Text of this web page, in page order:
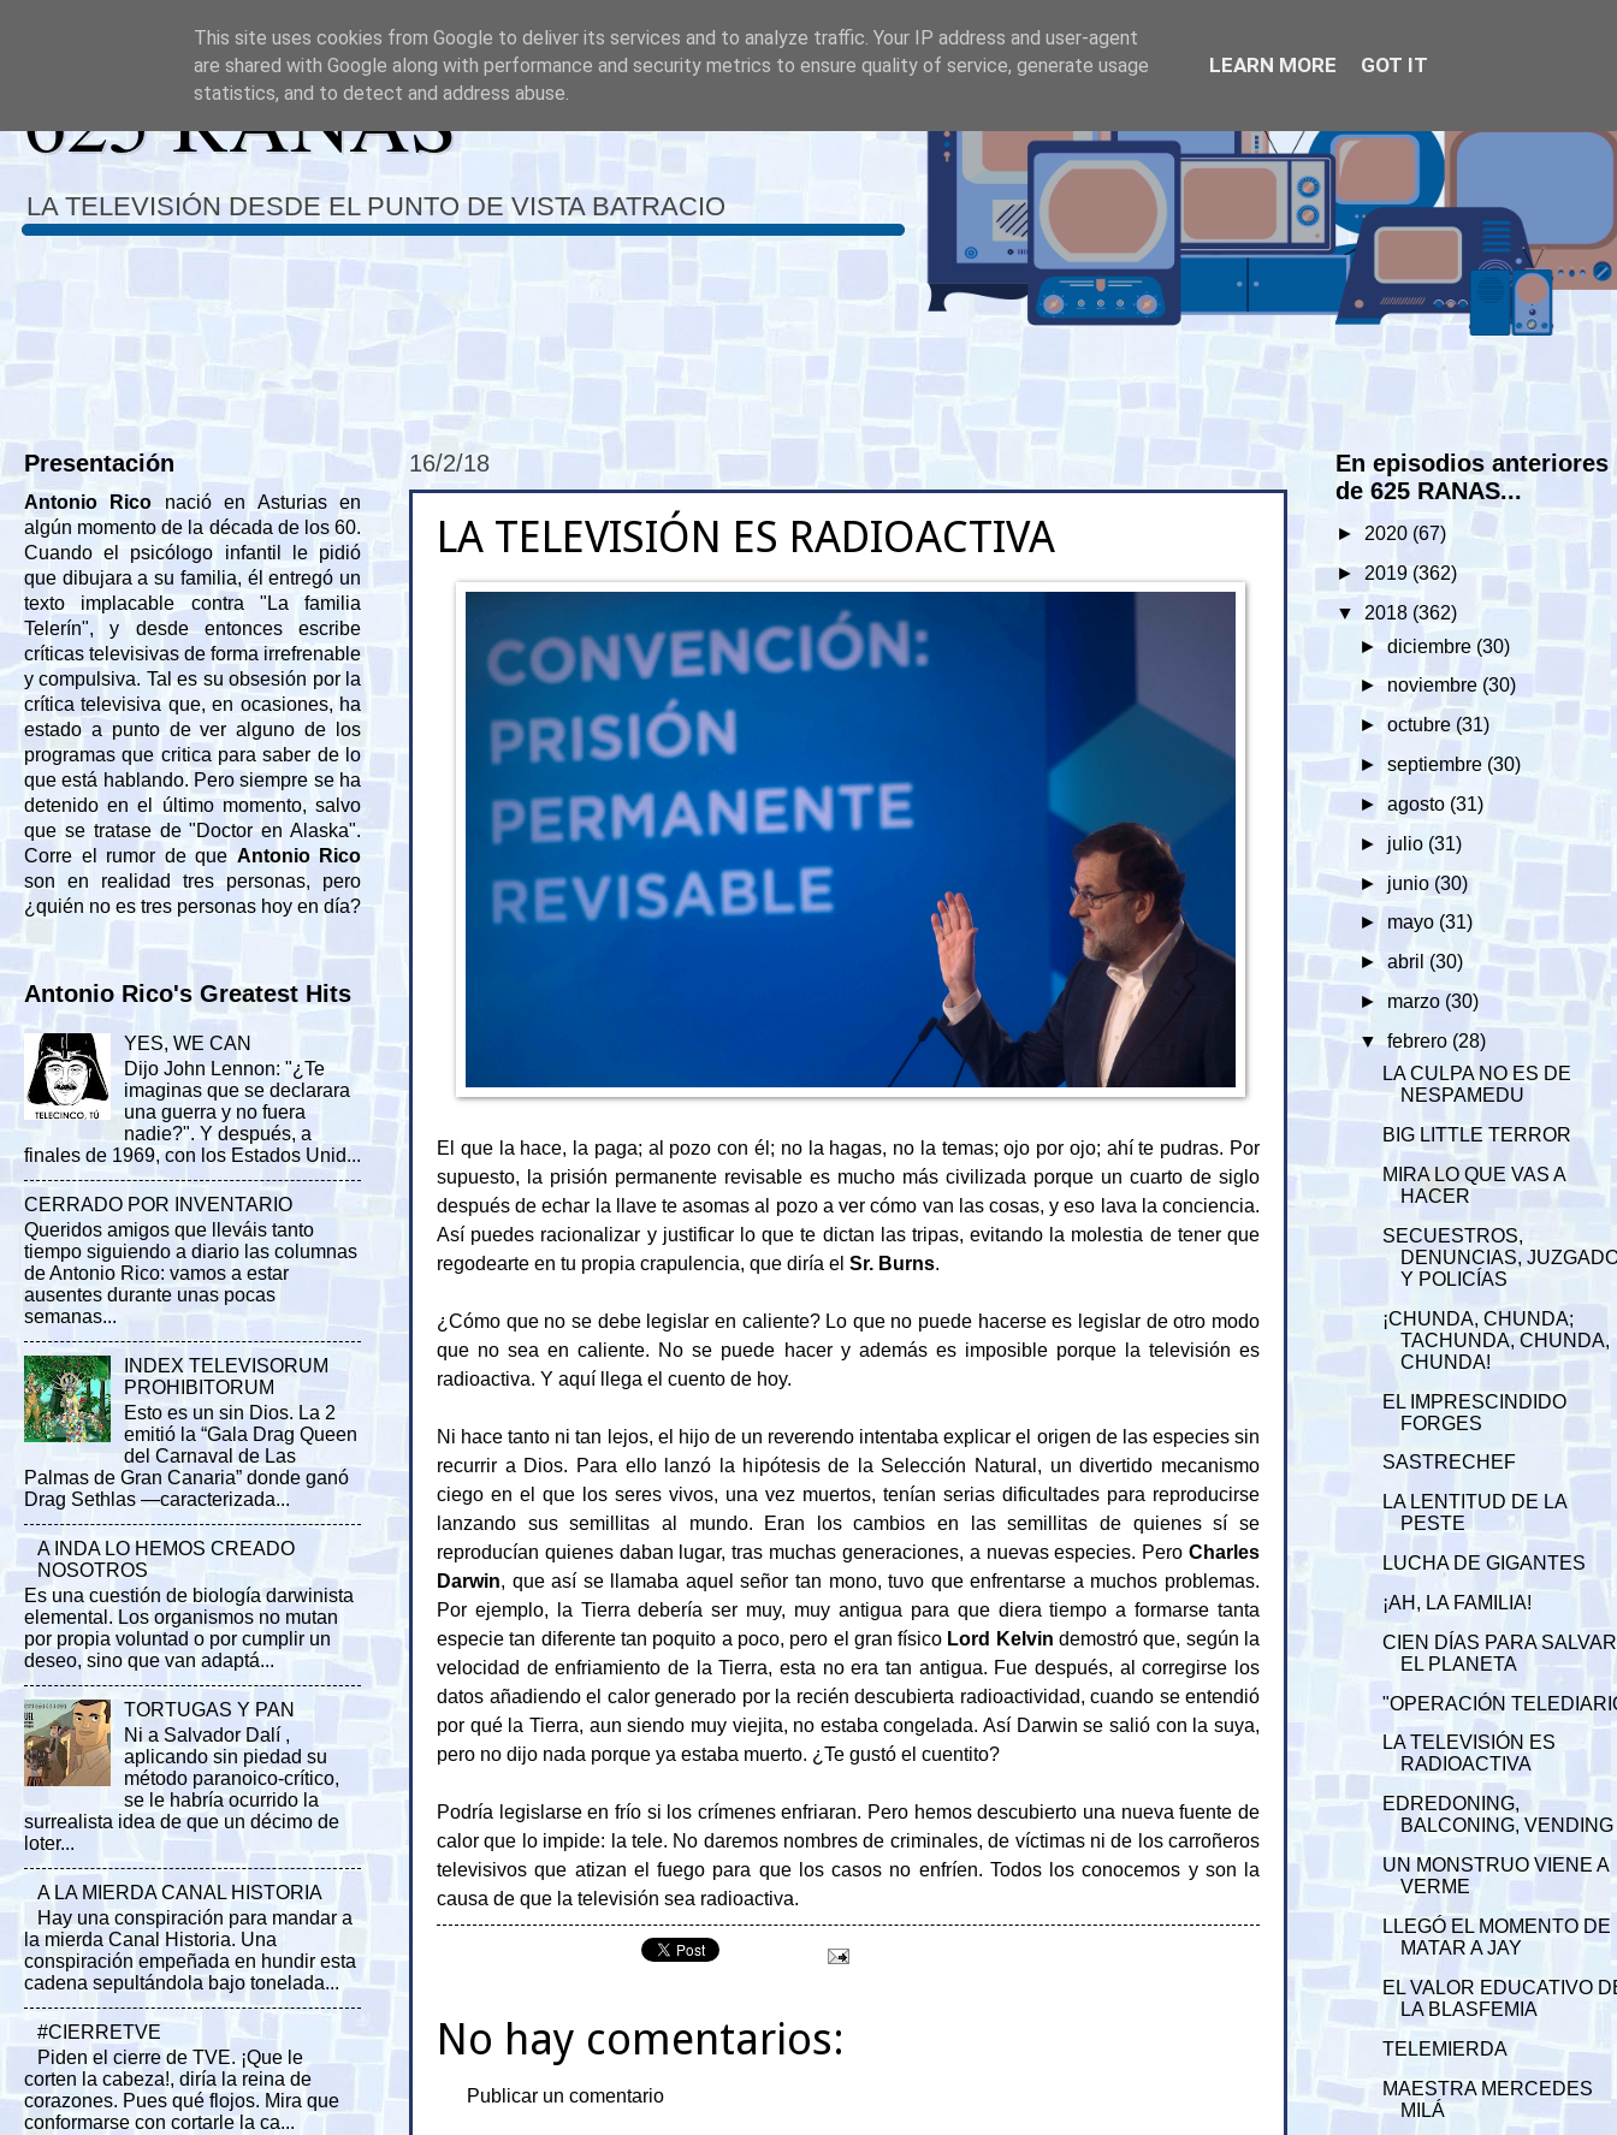
625 RANAS
LA TELEVISIÓN DESDE EL PUNTO DE VISTA BATRACIO
16/2/18
LA TELEVISIÓN ES RADIOACTIVA
El que la hace, la paga; al pozo con él; no la hagas, no la temas; ojo por ojo; ahí te pudras. Por
supuesto, la prisión permanente revisable es mucho más civilizada porque un cuarto de siglo
después de echar la llave te asomas al pozo a ver cómo van las cosas, y eso lava la conciencia.
Así puedes racionalizar y justificar lo que te dictan las tripas, evitando la molestia de tener que
regodearte en tu propia crapulencia, que diría el Sr. Burns.
¿Cómo que no se debe legislar en caliente? Lo que no puede hacerse es legislar de otro modo
que no sea en caliente. No se puede hacer y además es imposible porque la televisión es
radioactiva. Y aquí llega el cuento de hoy.
Ni hace tanto ni tan lejos, el hijo de un reverendo intentaba explicar el origen de las especies sin
recurrir a Dios. Para ello lanzó la hipótesis de la Selección Natural, un divertido mecanismo
ciego en el que los seres vivos, una vez muertos, tenían serias dificultades para reproducirse
lanzando sus semillitas al mundo. Eran los cambios en las semillitas de quienes sí se
reproducían quienes daban lugar, tras muchas generaciones, a nuevas especies. Pero Charles
Darwin, que así se llamaba aquel señor tan mono, tuvo que enfrentarse a muchos problemas.
Por ejemplo, la Tierra debería ser muy, muy antigua para que diera tiempo a formarse tanta
especie tan diferente tan poquito a poco, pero el gran físico Lord Kelvin demostró que, según la
velocidad de enfriamiento de la Tierra, esta no era tan antigua. Fue después, al corregirse los
datos añadiendo el calor generado por la recién descubierta radioactividad, cuando se entendió
por qué la Tierra, aun siendo muy viejita, no estaba congelada. Así Darwin se salió con la suya,
pero no dijo nada porque ya estaba muerto. ¿Te gustó el cuentito?
Podría legislarse en frío si los crímenes enfriaran. Pero hemos descubierto una nueva fuente de
calor que lo impide: la tele. No daremos nombres de criminales, de víctimas ni de los carroñeros
televisivos que atizan el fuego para que los casos no enfríen. Todos los conocemos y son la
causa de que la televisión sea radioactiva.
No hay comentarios:
Publicar un comentario
Presentación
Antonio Rico nació en Asturias en
algún momento de la década de los 60.
Cuando el psicólogo infantil le pidió
que dibujara a su familia, él entregó un
texto implacable contra "La familia
Telerín", y desde entonces escribe
críticas televisivas de forma irrefrenable
y compulsiva. Tal es su obsesión por la
crítica televisiva que, en ocasiones, ha
estado a punto de ver alguno de los
programas que critica para saber de lo
que está hablando. Pero siempre se ha
detenido en el último momento, salvo
que se tratase de "Doctor en Alaska".
Corre el rumor de que Antonio Rico
son en realidad tres personas, pero
¿quién no es tres personas hoy en día?
Antonio Rico's Greatest Hits
YES, WE CAN
Dijo John Lennon: "¿Te
imaginas que se declarara
una guerra y no fuera
nadie?". Y después, a
finales de 1969, con los Estados Unid...
CERRADO POR INVENTARIO
Queridos amigos que lleváis tanto
tiempo siguiendo a diario las columnas
de Antonio Rico: vamos a estar
ausentes durante unas pocas
semanas...
INDEX TELEVISORUM
PROHIBITORUM
Esto es un sin Dios. La 2
emitió la “Gala Drag Queen
del Carnaval de Las
Palmas de Gran Canaria” donde ganó
Drag Sethlas —caracterizada...
A INDA LO HEMOS CREADO
NOSOTROS
Es una cuestión de biología darwinista
elemental. Los organismos no mutan
por propia voluntad o por cumplir un
deseo, sino que van adaptá...
TORTUGAS Y PAN
Ni a Salvador Dalí ,
aplicando sin piedad su
método paranoico-crítico,
se le habría ocurrido la
surrealista idea de que un décimo de
loter...
A LA MIERDA CANAL HISTORIA
Hay una conspiración para mandar a
la mierda Canal Historia. Una
conspiración empeñada en hundir esta
cadena sepultándola bajo tonelada...
#CIERRETVE
Piden el cierre de TVE. ¡Que le
corten la cabeza!, diría la reina de
corazones. Pues qué flojos. Mira que
conformarse con cortarle la ca...
En episodios anteriores
de 625 RANAS...
► 2020 (67)
►2019 (362)
▼ 2018 (362)
►diciembre (30)
► noviembre (30)
► octubre (31)
► septiembre (30)
► agosto (31)
► julio (31)
► junio(30)
► mayo (31)
► abril (30)
► marzo (30)
▼ febrero (28)
LA CULPA NO ES DE
NESPAMEDU
BIG LITTLE TERROR
MIRA LO QUE VAS A
HACER
SECUESTROS,
DENUNCIAS,
Y POLICÍAS
¡CHUNDA, CHUNDA;
TACHUNDA, CHUNDA,
CHUNDA!
EL IMPRESCINDIDO
FORGES
SASTRECHEF
LA LENTITUD DE LA
PESTE
LUCHA DE GIGANTES
¡AH, LA FAMILIA!
CIEN DÍAS PARA SALVAR
EL PLANETA
"OPERACIÓN
LA TELEVISIÓN ES
RADIOACTIVA
EDREDONING,
BALCONING, VENDING
UN MONSTRUO VIENE A
VERME
LLEGÓ EL MOMENTO DE
MATAR A JAY
EL VALOR EDUCATIVO
LA BLASFEMIA
TELEMIERDA
MAESTRA MERCEDES
MILÁ
This site uses cookies from Google to deliver its services and to analyze traffic. Your IP address and user-agent
are shared with Google along with performance and security metrics to ensure quality of service, generate usage
statistics, and to detect and address abuse.
LEARN MORE GOT IT